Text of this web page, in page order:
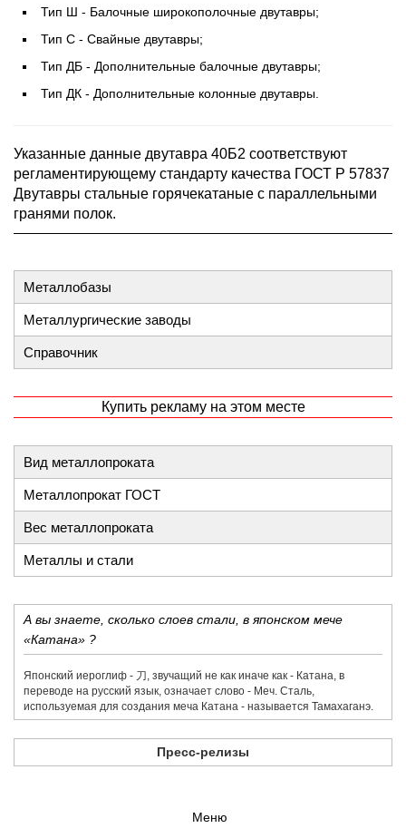
Тип Ш - Балочные широкополочные двутавры;
Тип С - Свайные двутавры;
Тип ДБ - Дополнительные балочные двутавры;
Тип ДК - Дополнительные колонные двутавры.
Указанные данные двутавра 40Б2 соответствуют
регламентирующему стандарту качества ГОСТ Р 57837
Двутавры стальные горячекатаные с параллельными
гранями полок.
Металлобазы
Металлургические заводы
Справочник
Купить рекламу на этом месте
Вид металлопроката
Металлопрокат ГОСТ
Вес металлопроката
Металлы и стали
А вы знаете, сколько слоев стали, в японском мече
«Катана» ?
Японский иероглиф - 刀,​ звучащий не как иначе как - Катана, в
переводе на русский язык, означает слово - Меч. Сталь,
используемая для создания меча Катана - называется Тамахаганэ.
Пресс-релизы
Меню